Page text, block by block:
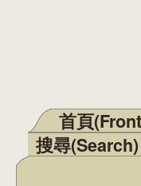
Main menu
首頁
搜尋(Search)